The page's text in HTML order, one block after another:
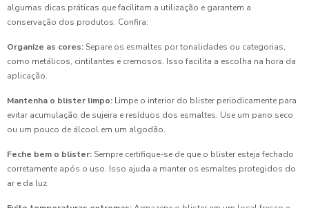
algumas dicas práticas que facilitam a utilização e garantem a
conservação dos produtos. Confira:
Organize as cores: Separe os esmaltes por tonalidades ou categorias,
como metálicos, cintilantes e cremosos. Isso facilita a escolha na hora da
aplicação.
Mantenha o blister limpo: Limpe o interior do blister periodicamente para
evitar acumulação de sujeira e resíduos dos esmaltes. Use um pano seco
ou um pouco de álcool em um algodão.
Feche bem o blister: Sempre certifique-se de que o blister esteja fechado
corretamente após o uso. Isso ajuda a manter os esmaltes protegidos do
ar e da luz.